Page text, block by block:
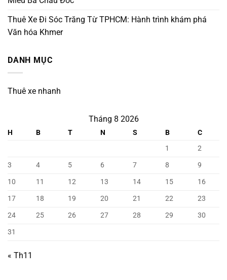
Thuê Xe Đi Sóc Trăng Từ TPHCM: Hành trình khám phá
Văn hóa Khmer
DANH MỤC
Thuê xe nhanh
Tháng 8 2026
H B T N S B
C
1
2
3
4 5 6 7 8
9
10
11 12 13 14 15
16
17
18 19 20 21 22
23
24
25 26 27 28 29
30
31
« Th11